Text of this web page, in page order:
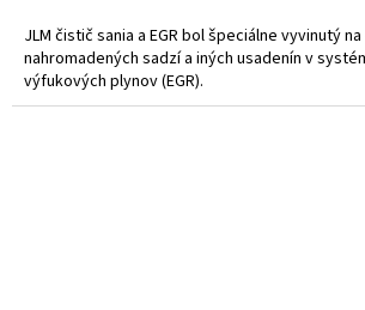
JLM čistič sania a EGR bol špeciálne vyvinutý
nahromadených sadzí a iných usadenín v
výfukových plynov (EGR).